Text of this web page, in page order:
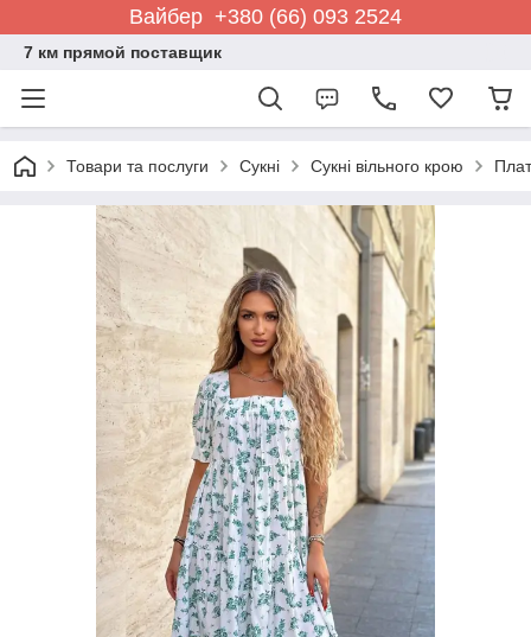
Вайбер +380 (66) 093 2524
7 км прямой поставщик
Товари та послуги Сукні Сукні вільного крою